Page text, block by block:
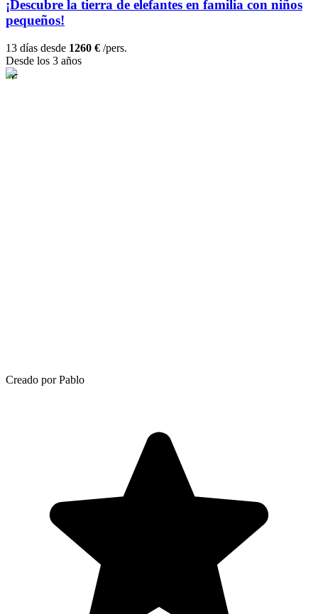
¡Descubre la tierra de elefantes en familia con niños
pequeños!
13 días desde 1260 € /pers.
Desde los 3 años
Creado por Pablo